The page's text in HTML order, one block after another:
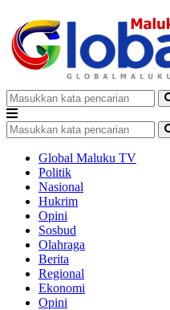
Global Maluku TV
Politik
Nasional
Hukrim
Opini
Sosbud
Olahraga
Berita
Regional
Ekonomi
Opini